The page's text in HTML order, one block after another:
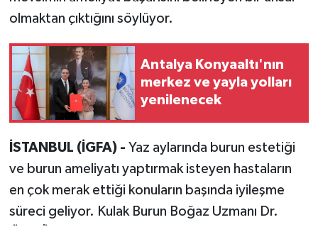
olmaktan çıktığını söylüyor.
Antalya Konyaaltı'nın
merkez ve yayla yolları
yenilenecek
İSTANBUL (İGFA) - Yaz aylarında burun estetiği
ve burun ameliyatı yaptırmak isteyen hastaların
en çok merak ettiği konuların başında iyileşme
süreci geliyor. Kulak Burun Boğaz Uzmanı Dr.